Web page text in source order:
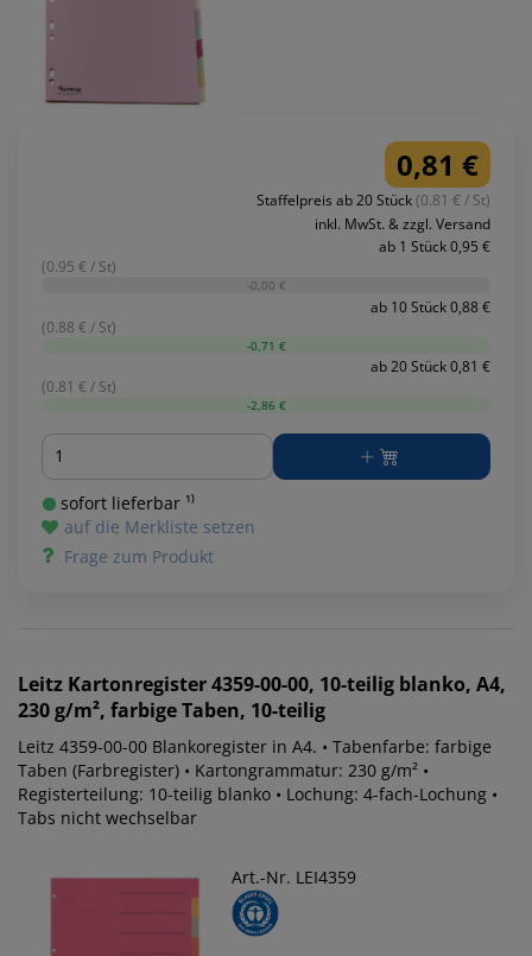
0,81 €
Staffelpreis ab 20 Stück(0.81 € / St)
inkl. MwSt. & zzgl. Versand
ab 1 Stück 0,95 €
(0.95 € / St)
-0,00 €
ab 10 Stück 0,88 €
(0.88 € / St)
-0,71 €
ab 20 Stück 0,81 €
(0.81 € / St)
-2,86 €
Menge
sofort lieferbar ¹⁾
auf die Merkliste setzen
Frage zum Produkt
Leitz Kartonregister 4359-00-00, 10-teilig blanko, A4,
230 g/m², farbige Taben, 10-teilig
Leitz 4359-00-00 Blankoregister in A4. • Tabenfarbe: farbige
Taben (Farbregister) • Kartongrammatur: 230 g/m² •
Registerteilung: 10-teilig blanko • Lochung: 4-fach-Lochung •
Tabs nicht wechselbar
Art.-Nr. LEI4359